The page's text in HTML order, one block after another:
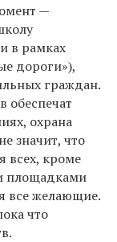
—
в рамках
дороги»),
граждан.
обеспечат
охрана
значит, что
всех, кроме
площадками
все желающие.
что